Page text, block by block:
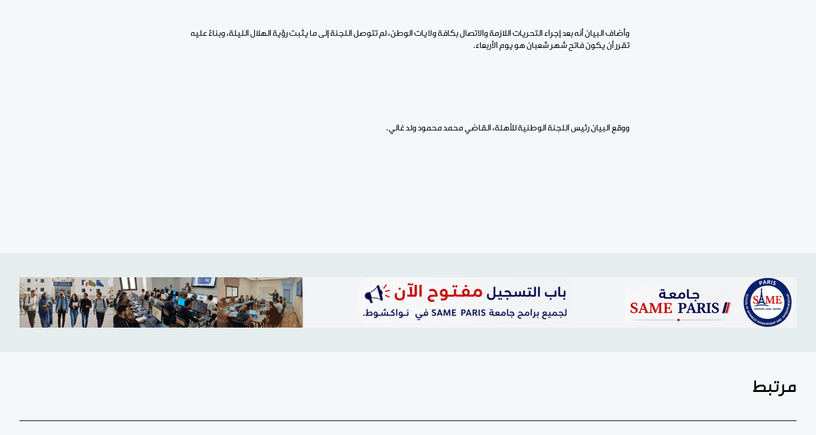
وأضاف البيان أنه بعد إجراء التحريات اللازمة والاتصال بكافة ولايات الوطن، لم تتوصل اللجنة إلى ما يثبت رؤية الهلال الليلة، وبناءً عليه
تقرر أن يكون فاتح شهر شعبان هو يوم الأربعاء.
ووقع البيان رئيس اللجنة الوطنية للأهلة، القاضي محمد محمود ولد غالي.
مرتبط